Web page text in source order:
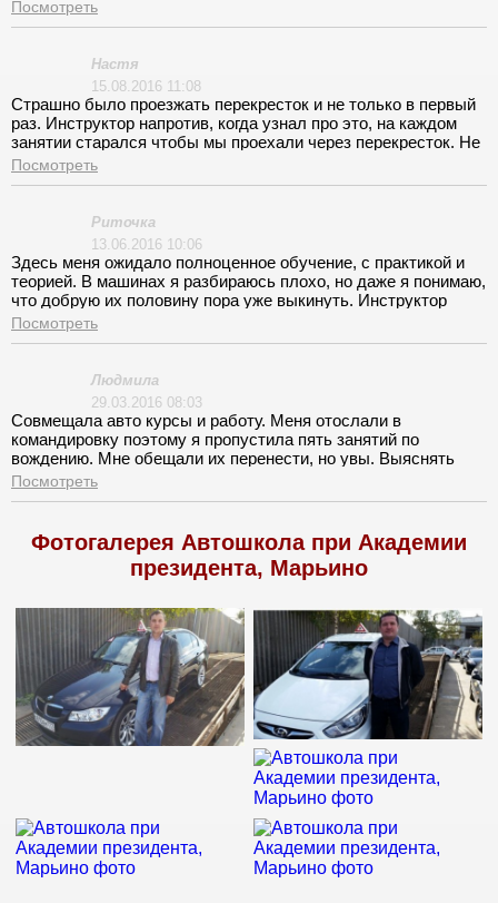
открыли, но это не сказалось на уровне обучения. Меня
Сначала была теория, её вёл нормальный преподаватель
Сергей Седанов. Объяснял так, что можно была запомнить
материал без дополнительных источников. Мастер по
вождению тоже толковый и уравновешенный. Всё было
классно. Экзамены сдала сразу и получила удостоверение.
Очень довольна.
Посмотреть
Настя
15.08.2016 11:08
Страшно было проезжать перекресток и не только в первый
раз. Инструктор напротив, когда узнал про это, на каждом
занятии старался чтобы мы проехали через перекресток. Не
могу сказать, что прямо страх пропал, но уверенней себя
почувствовала, спасибо!
Посмотреть
Риточка
13.06.2016 10:06
Здесь меня ожидало полноценное обучение, с практикой и
теорией. В машинах я разбираюсь плохо, но даже я понимаю,
что добрую их половину пора уже выкинуть. Инструктор
радовал ангельским терпением!
Посмотреть
Людмила
29.03.2016 08:03
Совмещала авто курсы и работу. Меня отослали в
командировку поэтому я пропустила пять занятий по
вождению. Мне обещали их перенести, но увы. Выяснять
отношения было некогда, пришлось брать дополнительно
занятия.
Посмотреть
Фотогалерея Автошкола при Академии
президента, Марьино